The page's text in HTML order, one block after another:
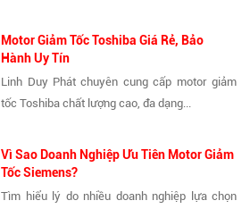
Motor Giảm Tốc Toshiba Giá Rẻ, Bảo
Hành Uy Tín
Linh Duy Phát chuyên cung cấp motor giảm
tốc Toshiba chất lượng cao, đa dạng...
Vì Sao Doanh Nghiệp Ưu Tiên Motor Giảm
Tốc Siemens?
Tìm hiểu lý do nhiều doanh nghiệp lựa chọn